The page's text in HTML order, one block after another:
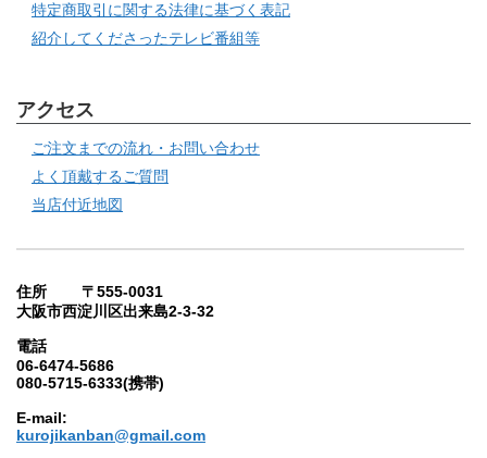
特定商取引に関する法律に基づく表記
紹介してくださったテレビ番組等
アクセス
ご注文までの流れ・お問い合わせ
よく頂戴するご質問
当店付近地図
住所 〒555-0031
大阪市西淀川区出来島2-3-32
電話
06-6474-5686
080-5715-6333(携帯)
E-mail:
kurojikanban@gmail.com